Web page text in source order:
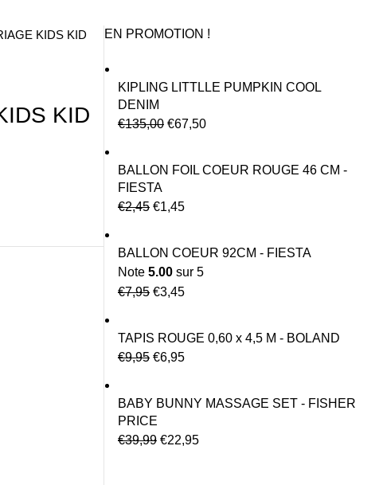
KIDS KID
KID
EN PROMOTION !
KIPLING LITTLLE PUMPKIN COOL
DENIM
€135,00 €67,50
BALLON FOIL COEUR ROUGE 46 CM -
FIESTA
€2,45 €1,45
BALLON COEUR 92CM - FIESTA
Note 5.00 sur 5
€7,95 €3,45
TAPIS ROUGE 0,60 x 4,5 M - BOLAND
€9,95 €6,95
BABY BUNNY MASSAGE SET - FISHER
PRICE
€39,99 €22,95